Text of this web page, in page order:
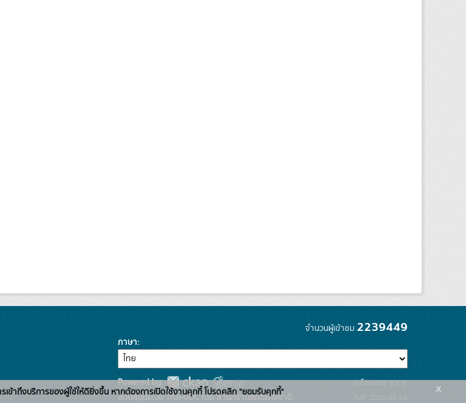
จำนวนผู้เข้าชม 2239449
ภาษา
Powered by:
สนับสนุนระบบ Thai-GDC โดย สำนักงานสถิติแห่งชาติ
รุ่นโปรแกรม: 3.0.0
วันที่: 2025-06-26
เข้าถึงบริการของผู้ใช้ให้ดียิ่งขึ้น หากต้องการเปิดใช้งานคุกกี้ โปรดคลิก "ยอมรับคุกกี้" x